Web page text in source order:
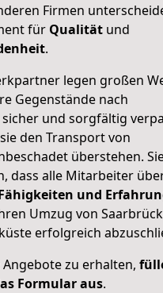
Firmen
für Qualität und
.
legen großen
Gegenstände nach
und sorgfältig
den Transport von
überstehen.
dass alle Mitarbeiter
und
Umzug von
erfolgreich
zu erhalten,
Formular aus.